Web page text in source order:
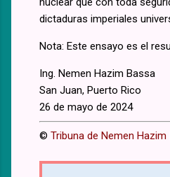
dictaduras imperiales
Nota: Este ensayo es el
Ing. Nemen Hazim Bassa
San Juan, Puerto Rico
26 de mayo de 2024
© Tribuna de Nemen Hazim